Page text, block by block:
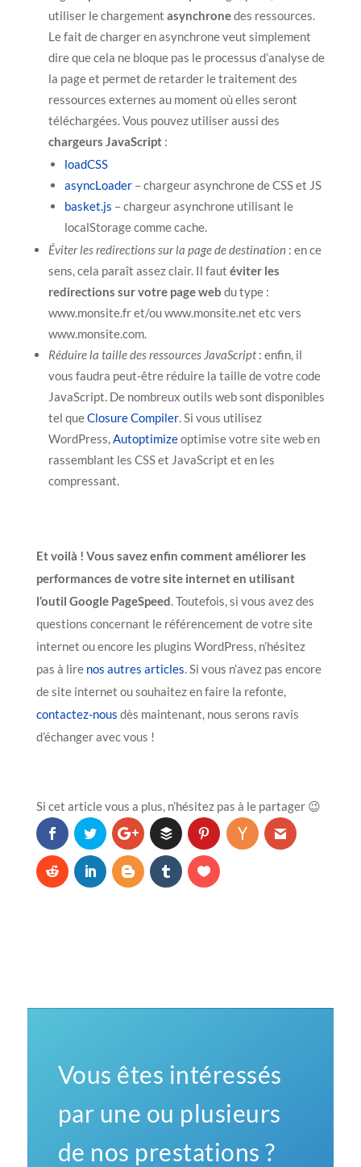
utiliser le chargement asynchronedes ressources.
Le fait de charger en asynchrone veut simplement
dire que cela ne bloque pas le processus d’analyse de
la page et permet de retarder le traitement des
ressources externes au moment où elles seront
téléchargées. Vous pouvez utiliser aussi des
chargeurs JavaScript:
loadCSS
asyncLoader– chargeur asynchrone de CSS et JS
basket.js – chargeur asynchrone utilisant le
localStorage comme cache.
Éviter les redirections sur la page dedestination : en ce
sens, cela paraît assez clair. Il faut éviter les
redirections sur votre page web du type :
www.monsite.fr et/ou www.monsite.net etc vers
www.monsite.com.
Réduire la taille des ressources JavaScript : enfin, il
vous faudra peut-être réduire la taille de votre code
JavaScript. De nombreux outils web sont disponibles
tel queClosure Compiler. Si vous utilisez
WordPress,Autoptimizeoptimise votre site web en
rassemblant les CSS et JavaScript et en les
compressant.
Et voilà ! Vous savez enfin comment améliorer les
performances de votre site internet en utilisant
l’outil Google PageSpeed. Toutefois, si vous avez des
questions concernant le référencement de votre site
internet ou encore les plugins WordPress, n’hésitez
pas à lire nos autres articles. Si vous n’avez pas encore
de site internet ou souhaitez en faire la refonte,
contactez-nous dès maintenant, nous serons ravis
d’échanger avec vous !
Si cet article vous a plus, n’hésitez pas à le partager 😉
Vous êtes intéressés
par une ou plusieurs
de nos prestations ?